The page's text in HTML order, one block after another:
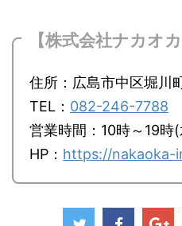
【株式会社ナカオカ
住所：広島市中区堀川
TEL： 082-246-7788
営業時間：10時～19時
HP： https://nakaoka-